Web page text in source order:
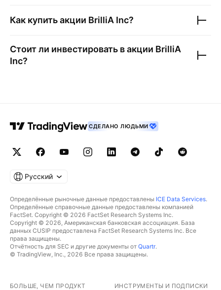
Как купить акции BrilliA Inc?
Стоит ли инвестировать в акции BrilliA
Inc?
СДЕЛАНО ЛЮДЬМИ
Русский
Определённые рыночные данные предоставлены ICE Data Services.
Определённые справочные данные предоставлены компанией
FactSet. Copyright © 2026 FactSet Research Systems Inc.
Copyright © 2026, Американская банковская ассоциация. База
данных CUSIP предоставлена FactSet Research Systems Inc. Все
права защищены.
Отчётность для SEC и другие документы от Quartr.
© TradingView, Inc., 2026 Все права защищены.
БОЛЬШЕ, ЧЕМ ПРОДУКТ ИНСТРУМЕНТЫ И ПОДПИСКИ